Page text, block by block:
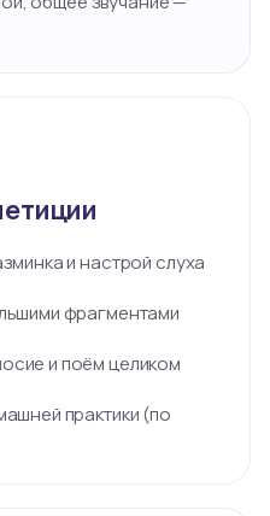
и настрой слуха
фрагментами
и поём целиком
практики (по